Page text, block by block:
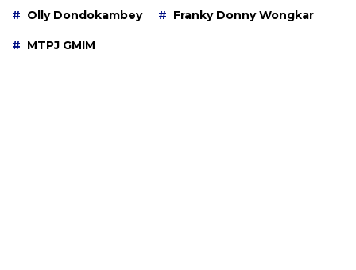
Olly Dondokambey Franky Donny Wongkar
MTPJ GMIM